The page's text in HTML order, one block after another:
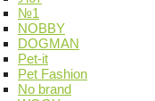
№1
NOBBY
DOGMAN
Pet-it
Pet Fashion
No brand